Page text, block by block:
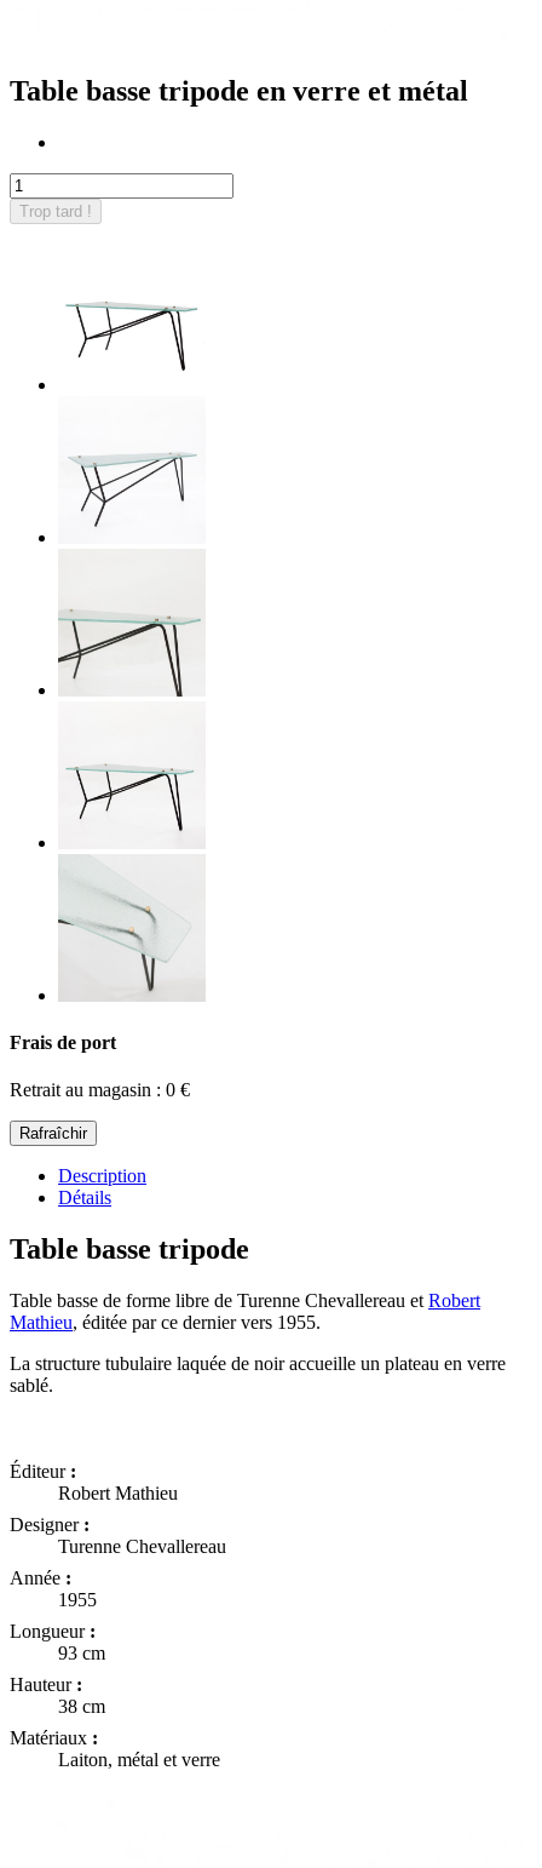
Table basse tripode en verre et métal
Trop tard !
Frais de port
Retrait au magasin : 0 €
Description
Détails
Table basse tripode
Table basse de forme libre de Turenne Chevallereau et Robert
Mathieu, éditée par ce dernier vers 1955.
La structure tubulaire laquée de noir accueille un plateau en verre
sablé.
Éditeur :
Robert Mathieu
Designer :
Turenne Chevallereau
Année :
1955
Longueur :
93 cm
Hauteur :
38 cm
Matériaux :
Laiton, métal et verre